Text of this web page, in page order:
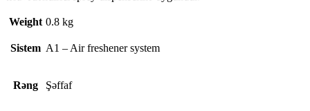
Weight 0.8 kg
Sistem A1 – Air freshener system
Rəng Şəffaf